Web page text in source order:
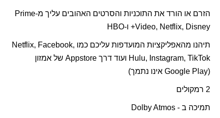
הזרם או הורד את התוכניות והסרטים האהובים עליך מ-Prime
Video, Netflix, Disney+ ו-HBO
תיהנו מהאפליקציות המועדפות עליכם כמו Netflix, Facebook,
Hulu, Instagram, TikTok ועוד דרך Appstore של אמזון
(
Google Play אינו נתמך)
2 רמקולים
תמיכה ב - Dolby Atmos